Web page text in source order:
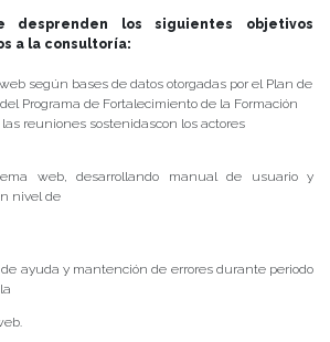
desprenden los siguientes objetivos
a la consultoría:
según bases de datos otorgadas por el Plan de
Programa de Fortalecimiento de la Formación
reuniones sostenidascon los actores
web, desarrollando manual de usuario y
nivel de
ayuda y mantención de errores durante periodo